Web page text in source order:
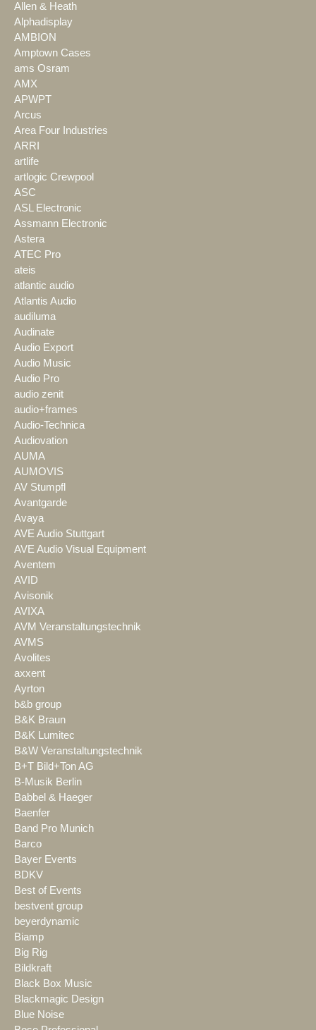
Allen & Heath
Alphadisplay
AMBION
Amptown Cases
ams Osram
AMX
APWPT
Arcus
Area Four Industries
ARRI
artlife
artlogic Crewpool
ASC
ASL Electronic
Assmann Electronic
Astera
ATEC Pro
ateis
atlantic audio
Atlantis Audio
audiluma
Audinate
Audio Export
Audio Music
Audio Pro
audio zenit
audio+frames
Audio-Technica
Audiovation
AUMA
AUMOVIS
AV Stumpfl
Avantgarde
Avaya
AVE Audio Stuttgart
AVE Audio Visual Equipment
Aventem
AVID
Avisonik
AVIXA
AVM Veranstaltungstechnik
AVMS
Avolites
axxent
Ayrton
b&b group
B&K Braun
B&K Lumitec
B&W Veranstaltungstechnik
B+T Bild+Ton AG
B-Musik Berlin
Babbel & Haeger
Baenfer
Band Pro Munich
Barco
Bayer Events
BDKV
Best of Events
bestvent group
beyerdynamic
Biamp
Big Rig
Bildkraft
Black Box Music
Blackmagic Design
Blue Noise